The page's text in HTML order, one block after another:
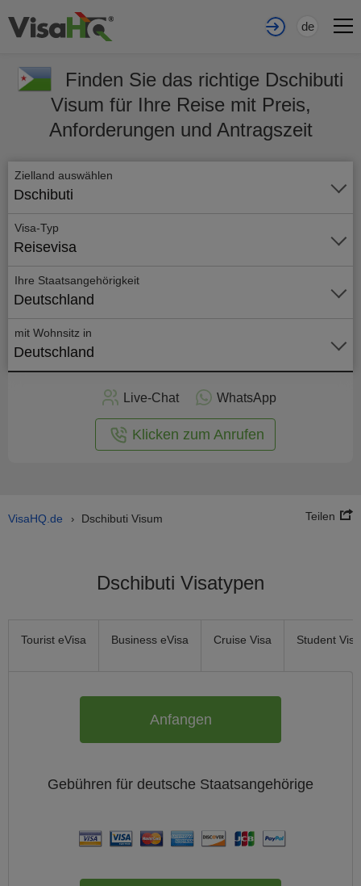
de
Finden Sie das richtige Dschibuti
Visum für Ihre Reise mit Preis,
Anforderungen und Antragszeit
Zielland auswählen
Dschibuti
Visa-Typ
Reisevisa
Ihre Staatsangehörigkeit
Deutschland
mit Wohnsitz in
Deutschland
Live-Chat WhatsApp
Klicken zum Anrufen
VisaHQ.de › Dschibuti Visum Teilen
Dschibuti Visatypen
Tourist eVisa Business eVisa Cruise Visa Student Visa
Anfangen
Gebühren für deutsche Staatsangehörige